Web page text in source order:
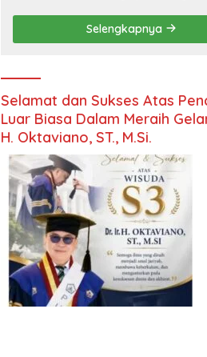
Selengkapnya
Selamat dan Sukses Atas
Luar Biasa Dalam Meraih
H. Oktaviano, ST., M.Si.